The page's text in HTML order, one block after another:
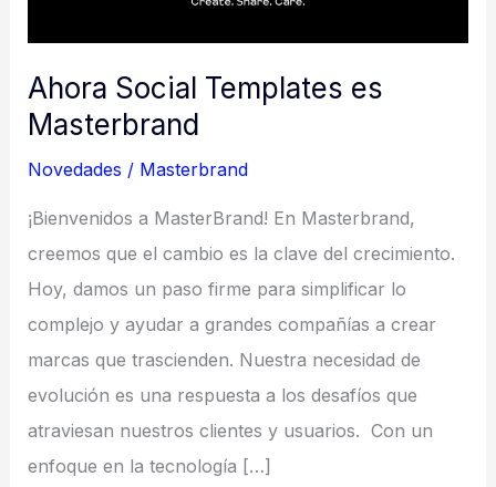
Ahora Social Templates es
Masterbrand
Novedades / Masterbrand
¡Bienvenidos a MasterBrand! En Masterbrand,
creemos que el cambio es la clave del crecimiento.
Hoy, damos un paso firme para simplificar lo
complejo y ayudar a grandes compañías a crear
marcas que trascienden. Nuestra necesidad de
evolución es una respuesta a los desafíos que
atraviesan nuestros clientes y usuarios. Con un
enfoque en la tecnología […]